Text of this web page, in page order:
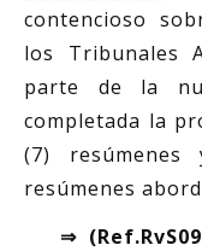
contencioso
los Tribunales
parte de la
completada la
(7)
resúmenes
⇒